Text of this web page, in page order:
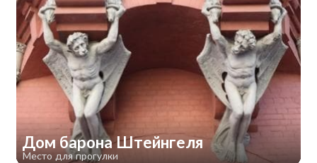
Дом барона Штейнгеля
Место для прогулки